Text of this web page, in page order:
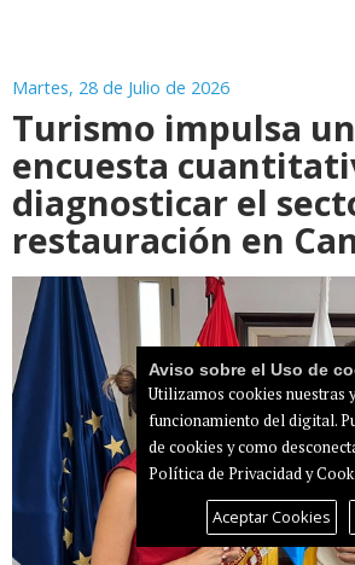
Martes, 28 de Julio de 2026
Turismo impulsa
encuesta
diagnosticar el
restauración en
Aviso sobre el Uso de
Utilizamos cookies nuestras
funcionamiento del digital.
de cookies y como
Política de Privacidad y
Aceptar Cookies